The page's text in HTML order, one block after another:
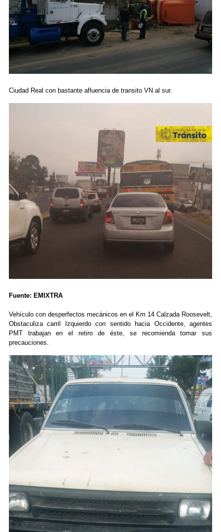
Ciudad Real con bastante afluencia de transito VN al sur.
Fuente: EMIXTRA
Vehículo con desperfectos mecánicos en el Km 14 Calzada Roosevelt,
Obstaculiza carril Izquierdo con sentido hacia Occidente, agentes
PMT trabajan en el retiro de éste, se recomienda tomar sus
precauciones.